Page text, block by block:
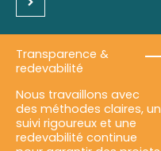
Transparence &
redevabilité
Nous travaillons avec
des méthodes claires, un
suivi rigoureux et une
redevabilité continue